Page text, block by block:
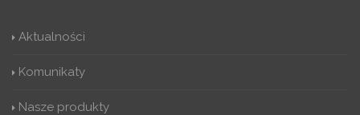
Aktualności
Komunikaty
Nasze produkty